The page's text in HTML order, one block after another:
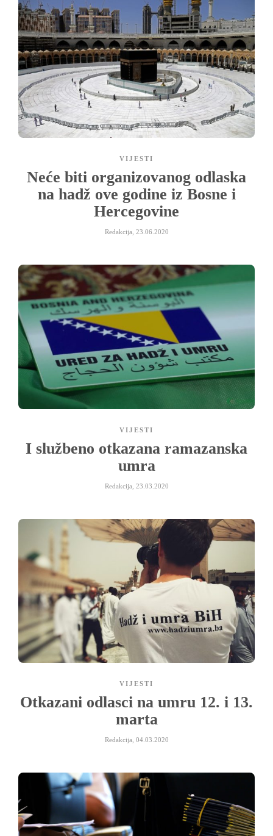
VIJESTI
Neće biti organizovanog odlaska
na hadž ove godine iz Bosne i
Hercegovine
Redakcija 23.06.2020
VIJESTI
I službeno otkazana ramazanska
umra
Redakcija 23.03.2020
VIJESTI
Otkazani odlasci na umru 12. i 13.
marta
Redakcija 04.03.2020